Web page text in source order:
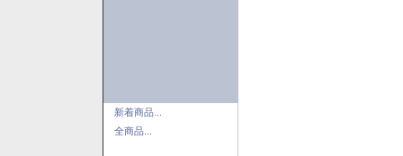
新着商品...
全商品...